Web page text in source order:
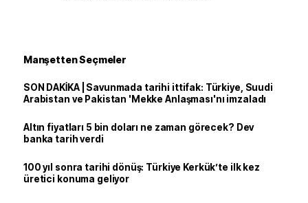
Manşetten Seçmeler
SON DAKİKA | Savunmada tarihi ittifak: Türkiye, Suudi
Arabistan ve Pakistan 'Mekke Anlaşması'nı imzaladı
Altın fiyatları 5 bin doları ne zaman görecek? Dev
banka tarih verdi
100 yıl sonra tarihi dönüş: Türkiye Kerkük’te ilk kez
üretici konuma geliyor